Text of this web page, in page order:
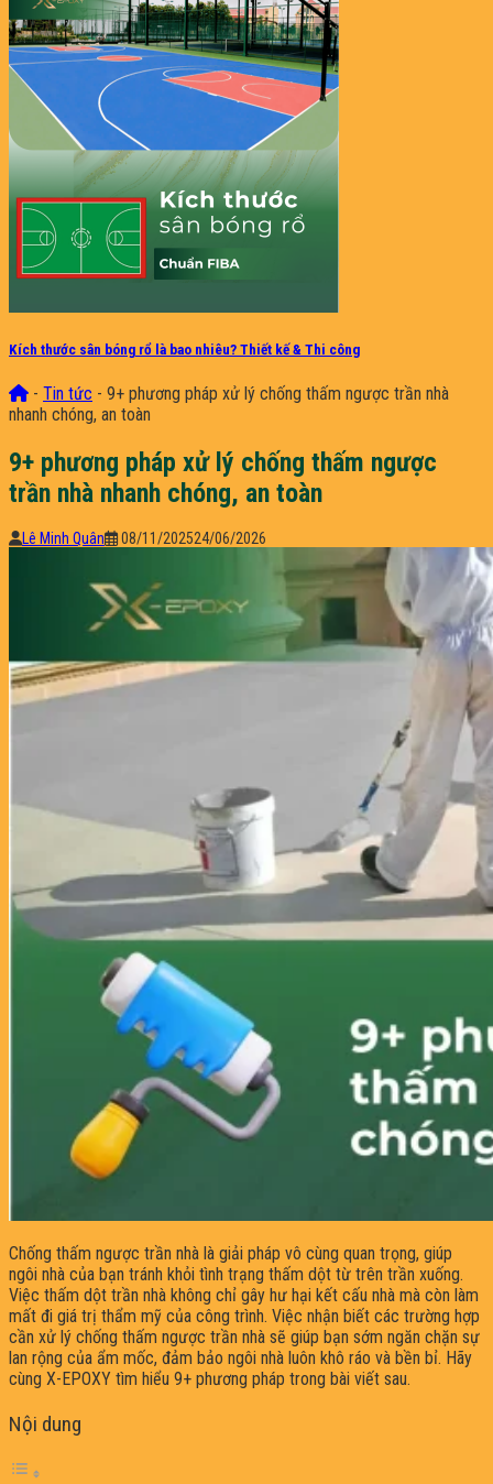
Kích thước sân bóng rổ là bao nhiêu? Thiết kế & Thi công
- Tin tức - 9+ phương pháp xử lý chống thấm ngược trần nhà
nhanh chóng, an toàn
9+ phương pháp xử lý chống thấm ngược
trần nhà nhanh chóng, an toàn
Lê Minh Quân 08/11/202524/06/2026
Chống thấm ngược trần nhà là giải pháp vô cùng quan trọng, giúp
ngôi nhà của bạn tránh khỏi tình trạng thấm dột từ trên trần xuống.
Việc thấm dột trần nhà không chỉ gây hư hại kết cấu nhà mà còn làm
mất đi giá trị thẩm mỹ của công trình. Việc nhận biết các trường hợp
cần xử lý chống thấm ngược trần nhà sẽ giúp bạn sớm ngăn chặn sự
lan rộng của ẩm mốc, đảm bảo ngôi nhà luôn khô ráo và bền bỉ. Hãy
cùng X-EPOXY tìm hiểu 9+ phương pháp trong bài viết sau.
Nội dung